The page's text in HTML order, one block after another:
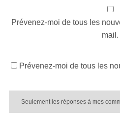
Prévenez-moi de tous les
mail.
Prévenez-moi de tous les